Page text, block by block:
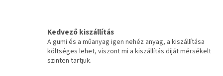
Kedvező kiszállítás
A gumi és a műanyag igen nehéz anyag, a kiszállítása
költséges lehet, viszont mi a kiszállítás díját mérsékelt
szinten tartjuk.